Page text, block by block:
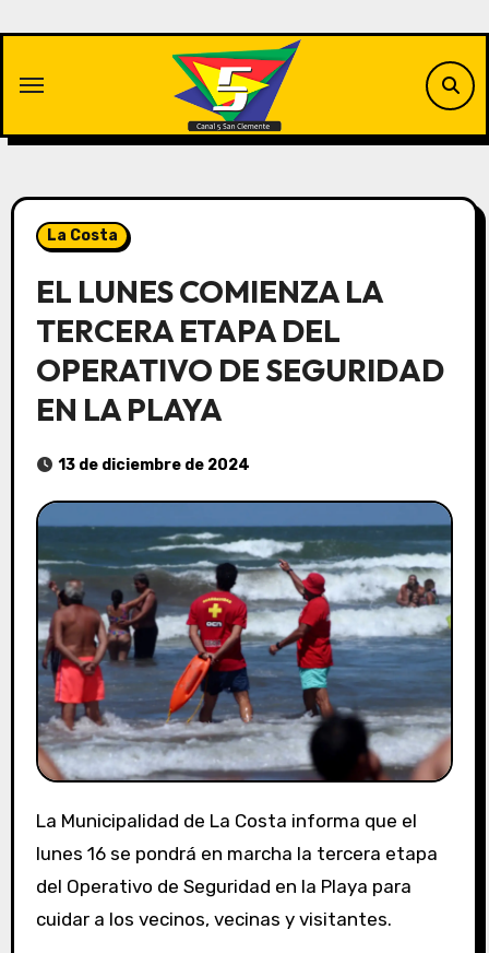
contenido
La Costa
EL LUNES COMIENZA LA
TERCERA ETAPA DEL
OPERATIVO DE SEGURIDAD
EN LA PLAYA
13 de diciembre de 2024
La Municipalidad de La Costa informa que el
lunes 16 se pondrá en marcha la tercera etapa
del Operativo de Seguridad en la Playa para
cuidar a los vecinos, vecinas y visitantes.